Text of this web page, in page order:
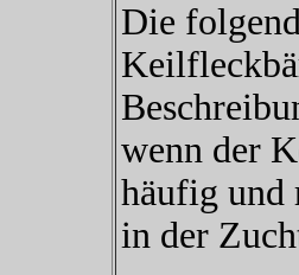
Die
wenn der
häufig und
in der